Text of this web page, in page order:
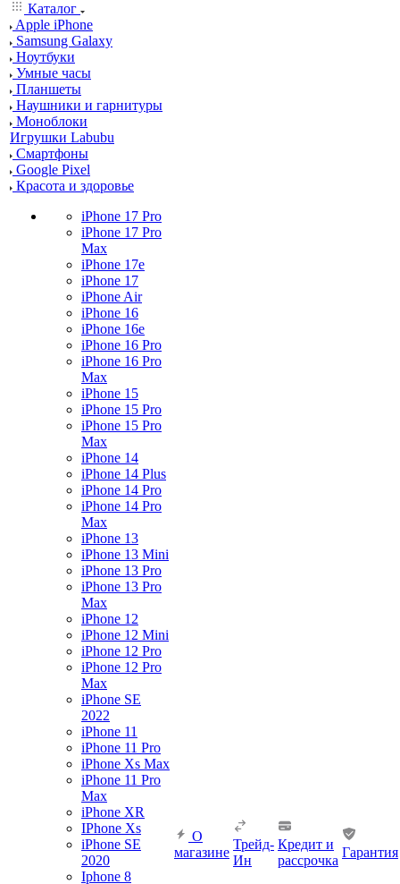
Каталог
Apple iPhone
Samsung Galaxy
Ноутбуки
Умные часы
Планшеты
Наушники и гарнитуры
Моноблоки
Игрушки Labubu
Смартфоны
Google Pixel
Красота и здоровье
iPhone 17 Pro
iPhone 17 Pro
Max
iPhone 17e
iPhone 17
iPhone Air
iPhone 16
iPhone 16e
iPhone 16 Pro
iPhone 16 Pro
Max
iPhone 15
iPhone 15 Pro
iPhone 15 Pro
Max
iPhone 14
iPhone 14 Plus
iPhone 14 Pro
iPhone 14 Pro
Max
iPhone 13
iPhone 13 Mini
iPhone 13 Pro
iPhone 13 Pro
Max
iPhone 12
iPhone 12 Mini
iPhone 12 Pro
iPhone 12 Pro
Max
iPhone SE
2022
iPhone 11
iPhone 11 Pro
iPhone Xs Max
iPhone 11 Pro
Max
iPhone XR
IPhone Xs
iPhone SE
2020
Iphone 8
О
магазине
Трейд-
Ин
Кредит и
рассрочка
Гарантия